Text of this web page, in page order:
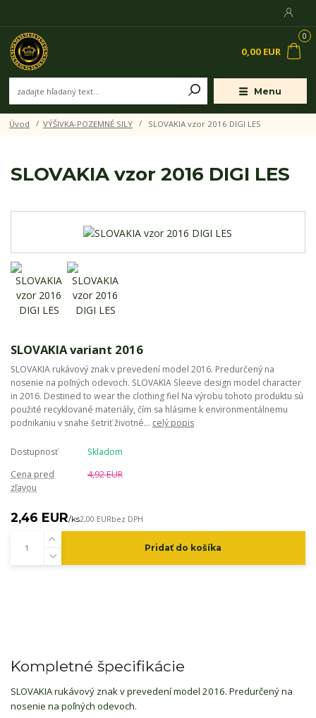
Menu
0
0,00 EUR
Úvod VÝŠIVKA-POZEMNÉ SILY SLOVAKIA vzor 2016 DIGI LES
SLOVAKIA vzor 2016 DIGI LES
SLOVAKIA variant 2016
SLOVAKIA rukávový znak v prevedení model 2016. Predurčený na
nosenie na poľných odevoch. SLOVAKIA Sleeve design model character
in 2016. Destined to wear the clothing fiel Na výrobu tohoto produktu sú
použité recyklované materiály, čím sa hlásime k environmentálnemu
podnikaniu v snahe šetriť životné... celý popis
Dostupnosť
Skladom
Cena pred
zľavou
4,92 EUR
2,46 EUR/ks2,00 EURbez DPH
Pridať do košíka
Kompletné špecifikácie
SLOVAKIA rukávový znak v prevedení model 2016. Predurčený na
nosenie na poľných odevoch.